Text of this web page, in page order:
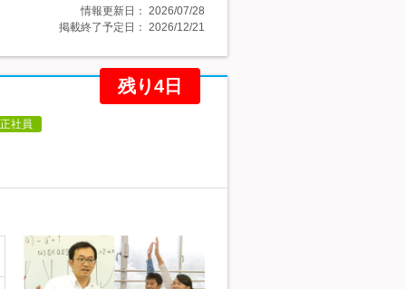
情報更新日： 2026/07/28
掲載終了予定日： 2026/12/21
残り4日
正社員